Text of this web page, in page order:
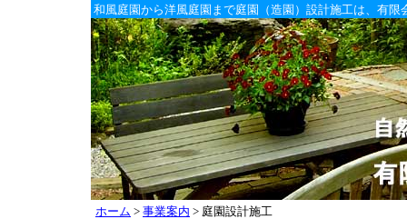
和風庭園から洋風庭園まで庭園（造園）設計施工は、有
ホーム > 事業案内 > 庭園設計施工